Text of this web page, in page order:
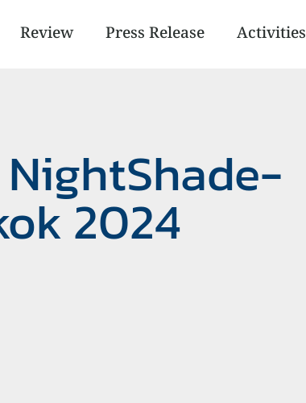
Review Press Release Activities
NightShade-
2024